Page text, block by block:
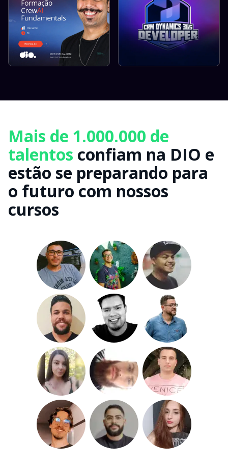
Mais de 1.000.000 de
talentos confiam na DIO e
estão se preparando para
o futuro com nossos
cursos